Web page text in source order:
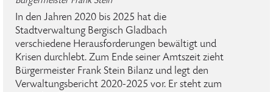
In den Jahren 2020 bis 2025 hat die
Stadtverwaltung Bergisch Gladbach
verschiedene Herausforderungen bewältigt und
Krisen durchlebt. Zum Ende seiner Amtszeit zieht
Bürgermeister Frank Stein Bilanz und legt den
Verwaltungsbericht 2020-2025 vor. Er steht zum